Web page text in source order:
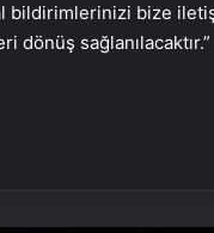
bildirimlerinizi bize
sağlanılacaktır.”
Serjoy : Dijital
Reklam Ajansı,